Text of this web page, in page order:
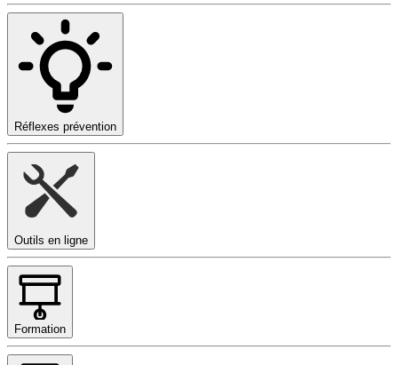
Réflexes prévention
Outils en ligne
Formation